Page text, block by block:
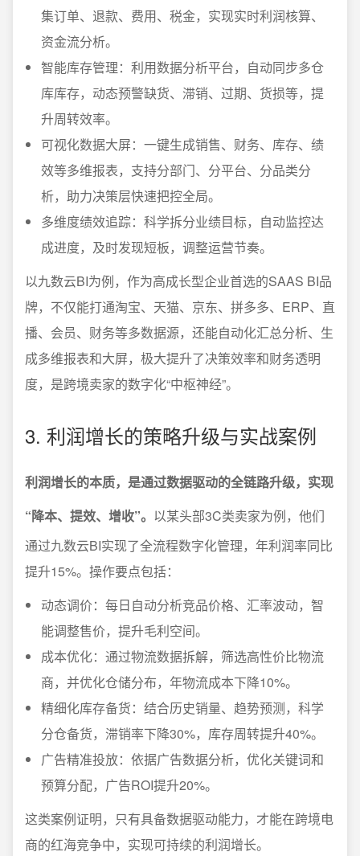
集订单、退款、费用、税金，实现实时利润核算、
资金流分析。
智能库存管理：利用数据分析平台，自动同步多仓
库库存，动态预警缺货、滞销、过期、货损等，提
升周转效率。
可视化数据大屏：一键生成销售、财务、库存、绩
效等多维报表，支持分部门、分平台、分品类分
析，助力决策层快速把控全局。
多维度绩效追踪：科学拆分业绩目标，自动监控达
成进度，及时发现短板，调整运营节奏。
以九数云BI为例，作为高成长型企业首选的SAAS BI品
牌，不仅能打通淘宝、天猫、京东、拼多多、ERP、直
播、会员、财务等多数据源，还能自动化汇总分析、生
成多维报表和大屏，极大提升了决策效率和财务透明
度，是跨境卖家的数字化“中枢神经”。
3. 利润增长的策略升级与实战案例
利润增长的本质，是通过数据驱动的全链路升级，实现
“降本、提效、增收”。 以某头部3C类卖家为例，他们
通过九数云BI实现了全流程数字化管理，年利润率同比
提升15%。操作要点包括：
动态调价：每日自动分析竞品价格、汇率波动，智
能调整售价，提升毛利空间。
成本优化：通过物流数据拆解，筛选高性价比物流
商，并优化仓储分布，年物流成本下降10%。
精细化库存备货：结合历史销量、趋势预测，科学
分仓备货，滞销率下降30%，库存周转提升40%。
广告精准投放：依据广告数据分析，优化关键词和
预算分配，广告ROI提升20%。
这类案例证明，只有具备数据驱动能力，才能在跨境电
商的红海竞争中，实现可持续的利润增长。